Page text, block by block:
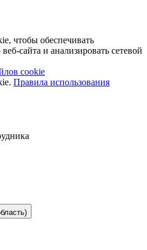
чтобы обеспечивать
сайта и анализировать сетевой
cookie
Правила использования